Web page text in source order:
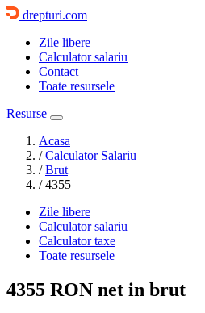
drepturi.com
Zile libere
Calculator salariu
Contact
Toate resursele
Resurse
Acasa
/ Calculator Salariu
/ Brut
/ 4355
Zile libere
Calculator salariu
Calculator taxe
Toate resursele
4355 RON net in brut